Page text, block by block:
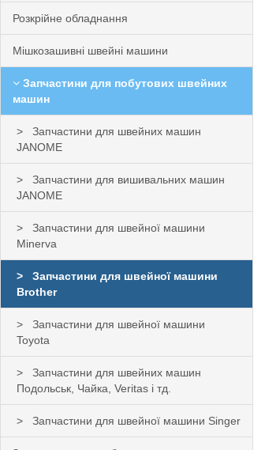
Розкрійне обладнання
Мішкозашивні швейні машини
Запчастини для побутових швейних
машин
Запчастини для швейних машин
JANOME
Запчастини для вишивальних машин
JANOME
Запчастини для швейної машини
Minerva
Запчастини для швейної машини
Brother
Запчастини для швейної машини
Toyota
Запчастини для швейних машин
Подольськ, Чайка, Veritas і тд.
Запчастини для швейної машини Singer